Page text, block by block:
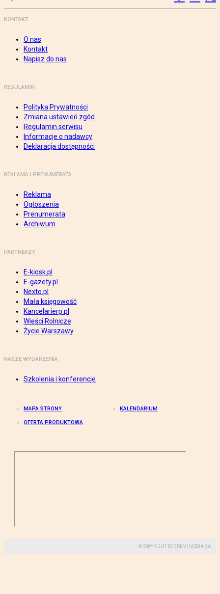
KONTAKT
O nas
Kontakt
Napisz do nas
REGULAMIN
Polityka Prywatności
Zmiana ustawień zgód
Regulamin serwisu
Informacje o nadawcy
Deklaracja dostępności
REKLAMA I PRENUMERATA
Reklama
Ogłoszenia
Prenumerata
Archiwum
PARTNERZY
E-kiosk.pl
E-gazety.pl
Nexto.pl
Mała księgowość
Kancelarierp.pl
Wieści Rolnicze
Życie Warszawy
NASZE WYDARZENIA
Szkolenia i konferencje
MAPA STRONY KALENDARIUM
OFERTA PRODUKTOWA
© COPYRIGHT BY GREMI MEDIA SA